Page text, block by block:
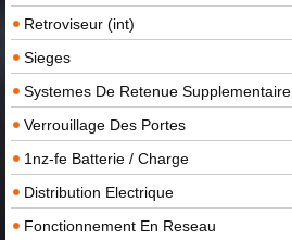
Retroviseur (int)
Sieges
Systemes De Retenue Supplementaire
Verrouillage Des Portes
1nz-fe Batterie / Charge
Distribution Electrique
Fonctionnement En Reseau